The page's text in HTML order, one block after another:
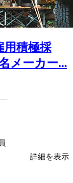
用積極採
メーカー...
詳細を表示